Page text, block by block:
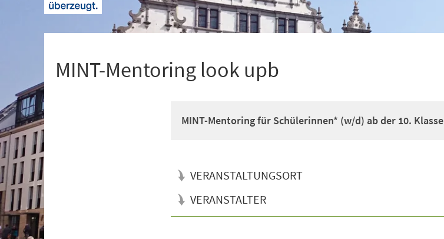
MINT-Mentoring look upb
MINT-Mentoring für Schülerinnen* (w/d) ab der 10. Klasse
VERANSTALTUNGSORT
VERANSTALTER